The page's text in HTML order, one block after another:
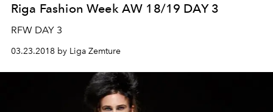
Riga Fashion Week AW 18/19 DAY 3
RFW DAY 3
03.23.2018 by Liga Zemture